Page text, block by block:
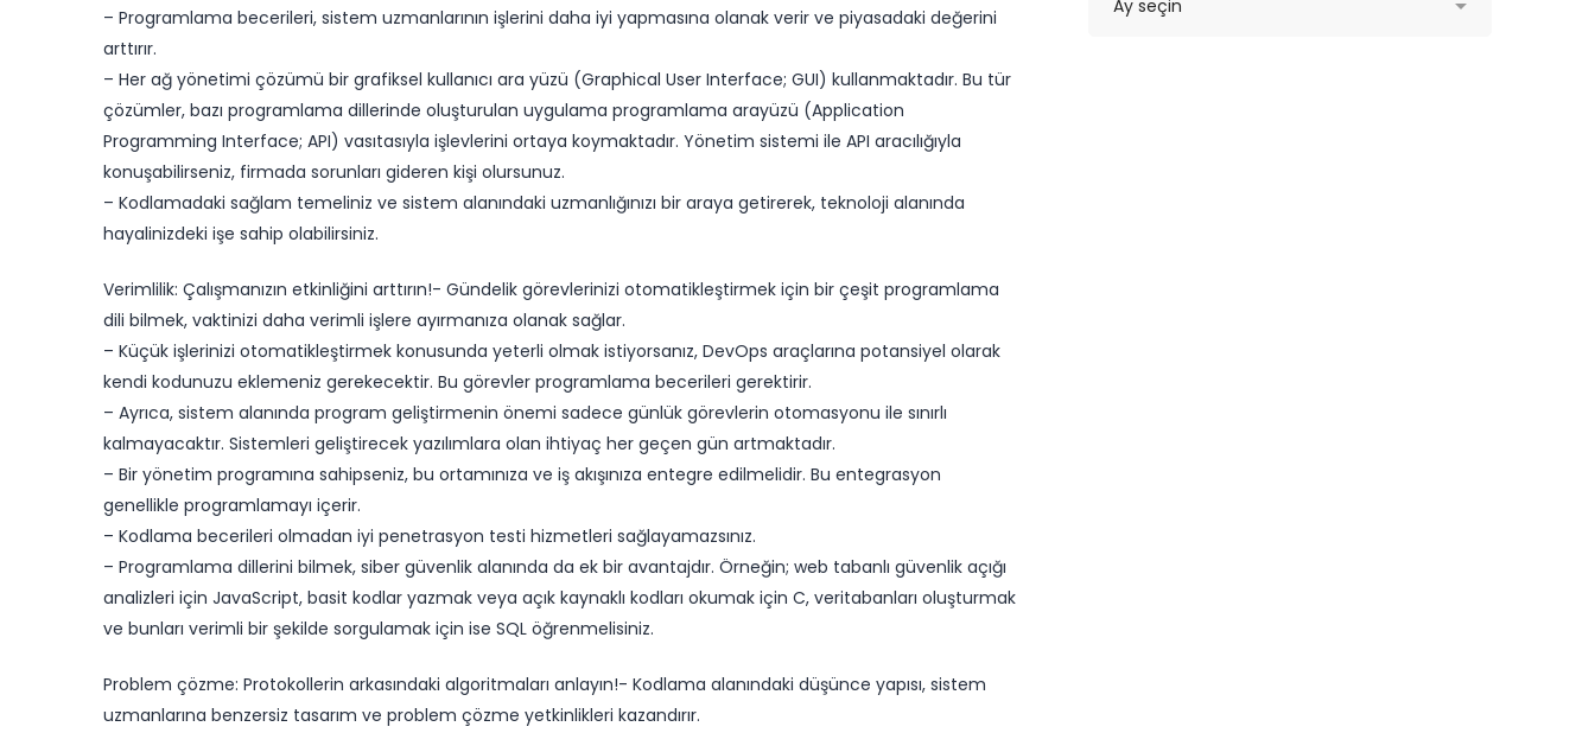
– Programlama becerileri, sistem uzmanlarının işlerini daha iyi yapmasına olanak verir ve piyasadaki değerini
arttırır.
– Her ağ yönetimi çözümü bir grafiksel kullanıcı ara yüzü (Graphical User Interface; GUI) kullanmaktadır. Bu tür
çözümler, bazı programlama dillerinde oluşturulan uygulama programlama arayüzü (Application
Programming Interface; API) vasıtasıyla işlevlerini ortaya koymaktadır. Yönetim sistemi ile API aracılığıyla
konuşabilirseniz, firmada sorunları gideren kişi olursunuz.
– Kodlamadaki sağlam temeliniz ve sistem alanındaki uzmanlığınızı bir araya getirerek, teknoloji alanında
hayalinizdeki işe sahip olabilirsiniz.
​Verimlilik: Çalışmanızın etkinliğini arttırın!- Gündelik görevlerinizi otomatikleştirmek için bir çeşit programlama
dili bilmek, vaktinizi daha verimli işlere ayırmanıza olanak sağlar.
– Küçük işlerinizi otomatikleştirmek konusunda yeterli olmak istiyorsanız, DevOps araçlarına potansiyel olarak
kendi kodunuzu eklemeniz gerekecektir. Bu görevler programlama becerileri gerektirir.
– Ayrıca, sistem alanında program geliştirmenin önemi sadece günlük görevlerin otomasyonu ile sınırlı
kalmayacaktır. Sistemleri geliştirecek yazılımlara olan ihtiyaç her geçen gün artmaktadır.
– Bir yönetim programına sahipseniz, bu ortamınıza ve iş akışınıza entegre edilmelidir. Bu entegrasyon
genellikle programlamayı içerir.
– Kodlama becerileri olmadan iyi penetrasyon testi hizmetleri sağlayamazsınız.
– ​Programlama dillerini bilmek, siber güvenlik alanında da ek bir avantajdır. Örneğin; web tabanlı güvenlik açığı
analizleri için JavaScript, basit kodlar yazmak veya açık kaynaklı kodları okumak için C, veritabanları oluşturmak
ve bunları verimli bir şekilde sorgulamak için ise SQL öğrenmelisiniz.
​Problem çözme: Protokollerin arkasındaki algoritmaları anlayın!- Kodlama alanındaki düşünce yapısı, sistem
uzmanlarına benzersiz tasarım ve problem çözme yetkinlikleri kazandırır.